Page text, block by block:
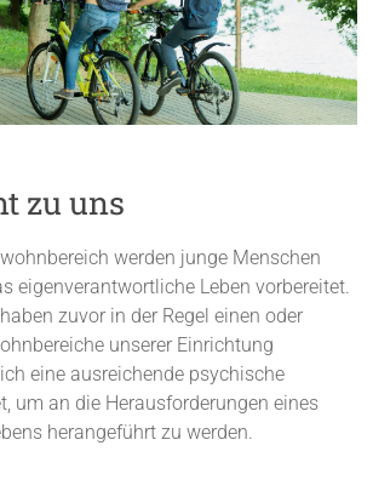
zu uns
werden junge Menschen
eigenverantwortliche Leben vorbereitet.
zuvor in der Regel einen oder
unserer Einrichtung
eine ausreichende psychische
um an die Herausforderungen eines
herangeführt zu werden.